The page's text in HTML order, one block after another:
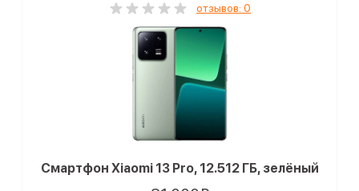
отзывов: 0
Смартфон Xiaomi 13 Pro, 12.512 ГБ, зелёный